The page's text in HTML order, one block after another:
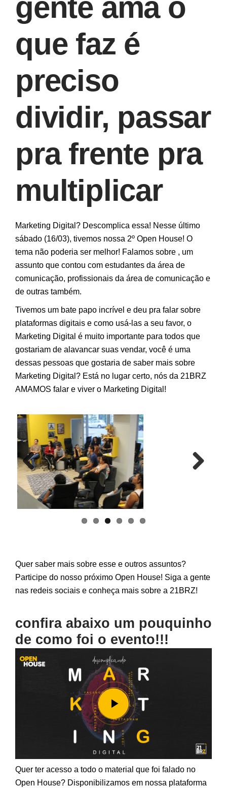
gente ama o
que faz é
preciso
dividir, passar
pra frente pra
multiplicar
Marketing Digital? Descomplica essa! Nesse último
sábado (16/03), tivemos nossa 2º Open House! O
tema não poderia ser melhor! Falamos sobre , um
assunto que contou com estudantes da área de
comunicação, profissionais da área de comunicação e
de outras também.
Tivemos um bate papo incrível e deu pra falar sobre
plataformas digitais e como usá-las a seu favor, o
Marketing Digital é muito importante para todos que
gostariam de alavancar suas vendar, você é uma
dessas pessoas que gostaria de saber mais sobre
Marketing Digital? Está no lugar certo, nós da 21BRZ
AMAMOS falar e viver o Marketing Digital!
Previ
ous
Quer saber mais sobre esse e outros assuntos?
Participe do nosso próximo Open House! Siga a gente
nas redeis sociais e conheça mais sobre a 21BRZ!
confira abaixo um pouquinho
de como foi o evento!!!
Quer ter acesso a todo o material que foi falado no
Open House? Disponibilizamos em nossa plataforma